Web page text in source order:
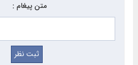
متن پیغام :